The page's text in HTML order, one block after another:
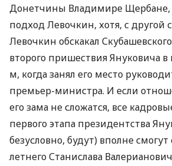
Донетчины Владимире Щербане,
подход Левочкин, хотя, с
Левочкин обскакал
второго пришествия Януковича
м, когда занял его место
премьер-министра. И если
его зама не сложатся, все
первого этапа президентства
безусловно, будут) вполне смогут
летнего Станислава